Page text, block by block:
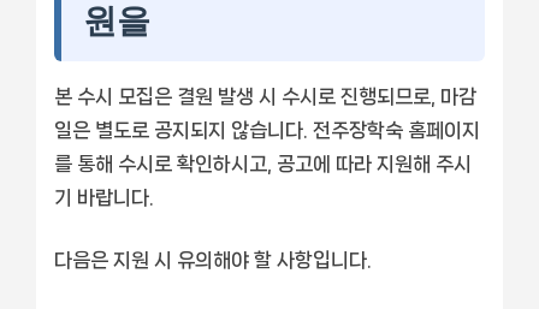
원을
본 수시 모집은 결원 발생 시 수시로 진행되므로, 마감
일은 별도로 공지되지 않습니다. 전주장학숙 홈페이지
를 통해 수시로 확인하시고, 공고에 따라 지원해 주시
기 바랍니다.
다음은 지원 시 유의해야 할 사항입니다.